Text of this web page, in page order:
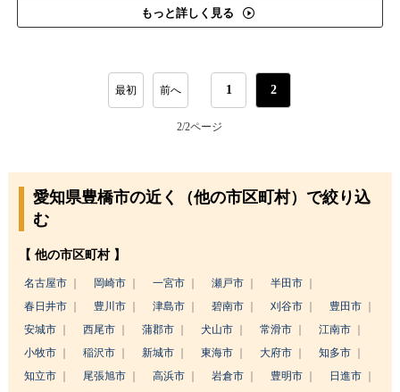
もっと詳しく見る
最初 前へ 1 2
2/2ページ
愛知県豊橋市の近く（他の市区町村）で絞り込
む
【 他の市区町村 】
名古屋市 岡崎市 一宮市 瀬戸市
半田市
春日井市
豊川市 津島市 碧南市 刈谷市
豊田市
安城市
西尾市 蒲郡市 犬山市 常滑市
江南市
小牧市
稲沢市 新城市 東海市 大府市
知多市
知立市
尾張旭市 高浜市 岩倉市 豊明市
日進市